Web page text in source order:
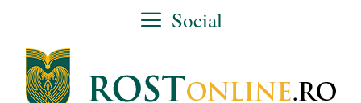
conținut
Social